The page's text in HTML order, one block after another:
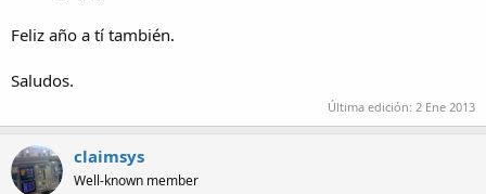
Feliz año a tí también.
Saludos.
Última edición: 2 Ene 2013
claimsys
Well-known member